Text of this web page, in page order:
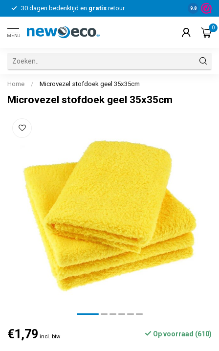
30 dagen bedenktijd en gratis retour Voor
9.8
MENU
0
Home / Microvezel stofdoek geel 35x35cm
Microvezel stofdoek geel 35x35cm
€1,79 incl. btw Op voorraad (610)